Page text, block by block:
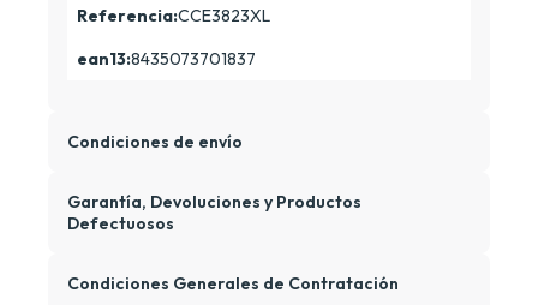
Referencia:CCE3823XL
ean13:8435073701837
Condiciones de envío
Garantía, Devoluciones y Productos
Defectuosos
Condiciones Generales de Contratación